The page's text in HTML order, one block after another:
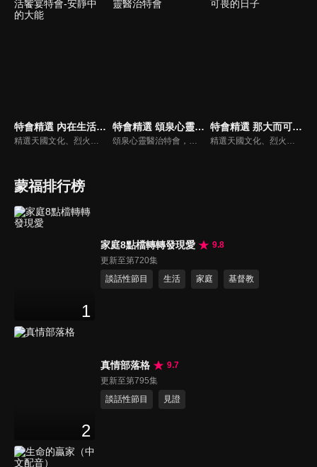
特會精選 內在生活饗宴特會-安靜中的大能
精選天國文化、烈火特會、超自然大能與使徒性教會等特會，幫助我們更加明白神的心意，好讓我們的生命能走在神的道路上進入命定。
特會精選 頌泉心靈醫治特會
頌泉心靈醫治特會，由加拿大LEO牧師主講如何聆聽神的聲音系列，四堂課分別為：一、親密的呼喚 二、安靜與異象 三、即時的靈感與屬靈日誌 四、成為神的朋友。
特會精選 那大而可畏的日子
精選天國文化、烈火特會、超自然大能與使徒性教會等特會，幫助我們更加明白神的心意，好讓我們的生命能走在神的道路上進入命定。
蒙福排行榜
1
家庭8點檔轉轉發現愛
9.8
更新至第720集
談話性節目
生活 家庭 基督教
2
真情部落格
9.7
更新至第795集
談話性節目
見證